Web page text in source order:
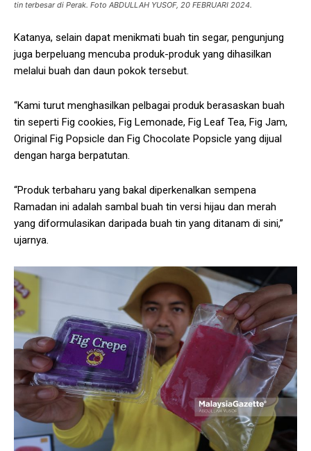
tin terbesar di Perak. Foto ABDULLAH YUSOF, 20 FEBRUARI 2024.
Katanya, selain dapat menikmati buah tin segar, pengunjung
juga berpeluang mencuba produk-produk yang dihasilkan
melalui buah dan daun pokok tersebut.
“Kami turut menghasilkan pelbagai produk berasaskan buah
tin seperti Fig cookies, Fig Lemonade, Fig Leaf Tea, Fig Jam,
Original Fig Popsicle dan Fig Chocolate Popsicle yang dijual
dengan harga berpatutan.
“Produk terbaharu yang bakal diperkenalkan sempena
Ramadan ini adalah sambal buah tin versi hijau dan merah
yang diformulasikan daripada buah tin yang ditanam di sini,”
ujarnya.